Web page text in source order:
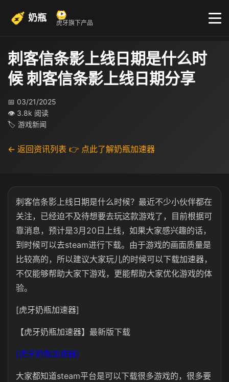
奶瓶 虎牙旗下产品
刺客信条影上线日期是什么时
候 刺客信条影上线日期分享
📅 03/21/2025
👁 3.8k 阅读
🏷 游戏新闻
← 返回资讯列表 👉 点此了解奶瓶加速器
刺客信条影上线日期是什么时候？最近不少小伙伴都在
关注，已经迫不及待想要去玩这款游戏了，目前根据可
靠消息，预计是3月20日上线，如果大家感兴趣的话，
到时候可以去steam进行下载。由于游戏的画面质量是
比较高的，所以建议大家玩儿的时候可以下载加速器，
不仅能够帮助大家下游戏，更能帮助大家优化游戏的体
验。
[虎牙奶瓶加速器]
【虎牙奶瓶加速器】最新版下载
[虎牙奶瓶加速器]
大家都知道steam平台是可以下载很多游戏的，很多要